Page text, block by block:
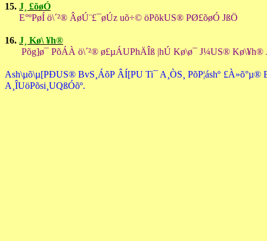
15. J¸ £õøÓ
E°ºPøÍ ö\´²® ÂøÚ¨£¯øÚz uõ÷© öPõkUS® PØ£õøÓ JßÖ
16. J¸ Kø\ ¥h®
Põg]ø¯ PõÁÀ ö\´²® ø£µÁUPhÄÎß |hÚ Kø\ø¯ J¼US® Kø\¥h®
Ash\µõ\µ[PÐUS® BvS¸ÁõP ÂÍ[PU Ti¯ A¸ÒS¸ PõP¦áshº
A¸ÎUöPõsi¸UQßÓõº.